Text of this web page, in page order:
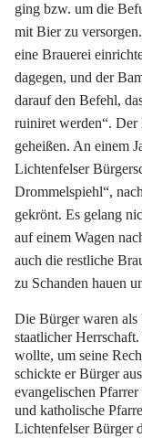
ging bzw. um die
mit Bier zu
eine Brauerei
dagegen, und der
darauf den Befehl,
ruiniret werden“. Der
geheißen. An einem
Lichtenfelser
Drommelspiehl“,
gekrönt. Es gelang
auf einem Wagen
auch die restliche
zu Schanden hauen
Die Bürger waren als
staatlicher Herrschaft.
wollte, um seine
schickte er Bürger
evangelischen
und katholische
Lichtenfelser Bürger